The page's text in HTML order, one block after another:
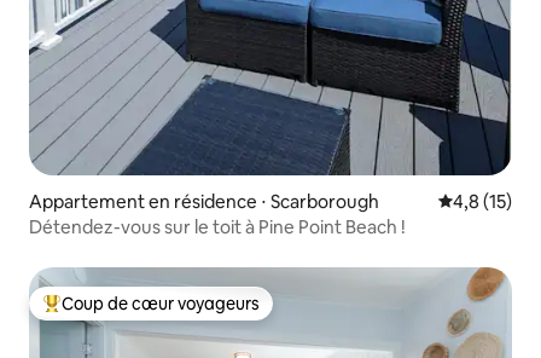
Appartement en résidence ⋅ Scarborough Évaluation
4,8 (15)
Détendez-vous sur le toit à Pine Point Beach !
Coups de cœur voyageurs les plus appréciés
Coup de cœur voyageurs